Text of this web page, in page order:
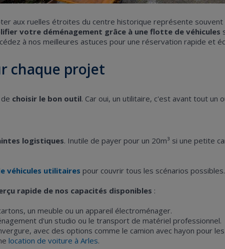
aux ruelles étroites du centre historique représente
votre déménagement grâce à une flotte de véhicules
à nos meilleures astuces pour une réservation rapide et
chaque projet
choisir le bon outil. Car oui, un utilitaire, c'est avant tout un
logistiques. Inutile de payer pour un 20m³ si une petite
véhicules utilitaires pour couvrir tous les scénarios
rapide de nos capacités disponibles :
un meuble ou un appareil électroménager.
d'un studio ou le transport de matériel professionnel.
avec des options comme le camion avec hayon pour
location de voiture à Arles.